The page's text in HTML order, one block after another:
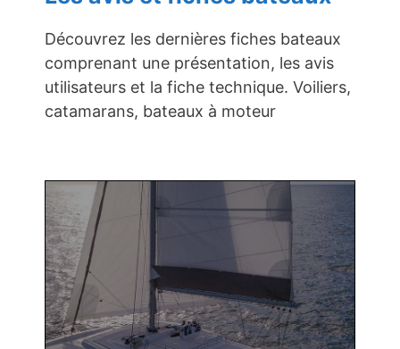
Découvrez les dernières fiches bateaux
comprenant une présentation, les avis
utilisateurs et la fiche technique. Voiliers,
catamarans, bateaux à moteur